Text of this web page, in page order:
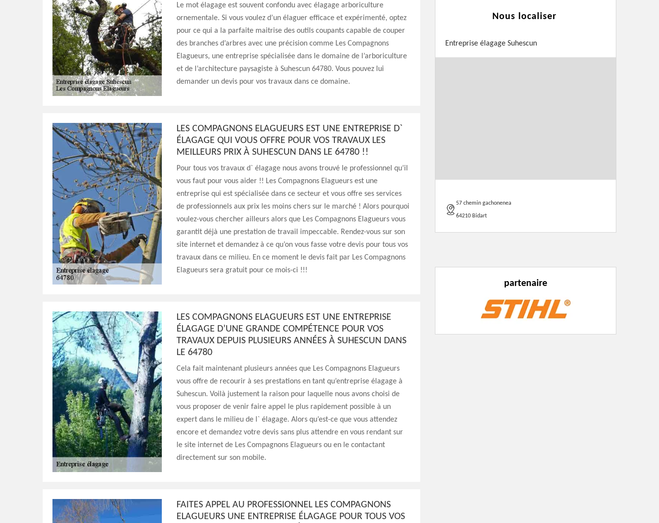
Le mot élagage est souvent confondu avec élagage arboriculture
ornementale. Si vous voulez d’un élaguer efficace et expérimenté, optez
pour ce qui a la parfaite maitrise des outils coupants capable de couper
des branches d’arbres avec une précision comme Les Compagnons
Elagueurs, une entreprise spécialisée dans le domaine de l’arboriculture
et de l’architecture paysagiste à Suhescun 64780. Vous pouvez lui
demander un devis pour vos travaux dans ce domaine.
LES COMPAGNONS ELAGUEURS EST UNE ENTREPRISE D`
ÉLAGAGE QUI VOUS OFFRE POUR VOS TRAVAUX LES
MEILLEURS PRIX À SUHESCUN DANS LE 64780 !!
Pour tous vos travaux d` élagage nous avons trouvé le professionnel qu’il
vous faut pour vous aider !! Les Compagnons Elagueurs est une
entreprise qui est spécialisée dans ce secteur et vous offre ses services
de professionnels aux prix les moins chers sur le marché ! Alors pourquoi
voulez-vous chercher ailleurs alors que Les Compagnons Elagueurs vous
garantit déjà une prestation de travail impeccable. Rendez-vous sur son
site internet et demandez à ce qu’on vous fasse votre devis pour tous vos
travaux dans ce milieu. En ce moment le devis fait par Les Compagnons
Elagueurs sera gratuit pour ce mois-ci !!!
LES COMPAGNONS ELAGUEURS EST UNE ENTREPRISE
ÉLAGAGE D’UNE GRANDE COMPÉTENCE POUR VOS
TRAVAUX DEPUIS PLUSIEURS ANNÉES À SUHESCUN DANS
LE 64780
Cela fait maintenant plusieurs années que Les Compagnons Elagueurs
vous offre de recourir à ses prestations en tant qu’entreprise élagage à
Suhescun. Voilà justement la raison pour laquelle nous avons choisi de
vous proposer de venir faire appel le plus rapidement possible à un
expert dans le milieu de l` élagage. Alors qu’est-ce que vous attendez
encore et demandez votre devis sans plus attendre en vous rendant sur
le site internet de Les Compagnons Elagueurs ou en le contactant
directement sur son mobile.
FAITES APPEL AU PROFESSIONNEL LES COMPAGNONS
ELAGUEURS UNE ENTREPRISE ÉLAGAGE POUR TOUS VOS
Nous localiser
Entreprise élagage Suhescun
57 chemin gachonenea
64210 Bidart
partenaire